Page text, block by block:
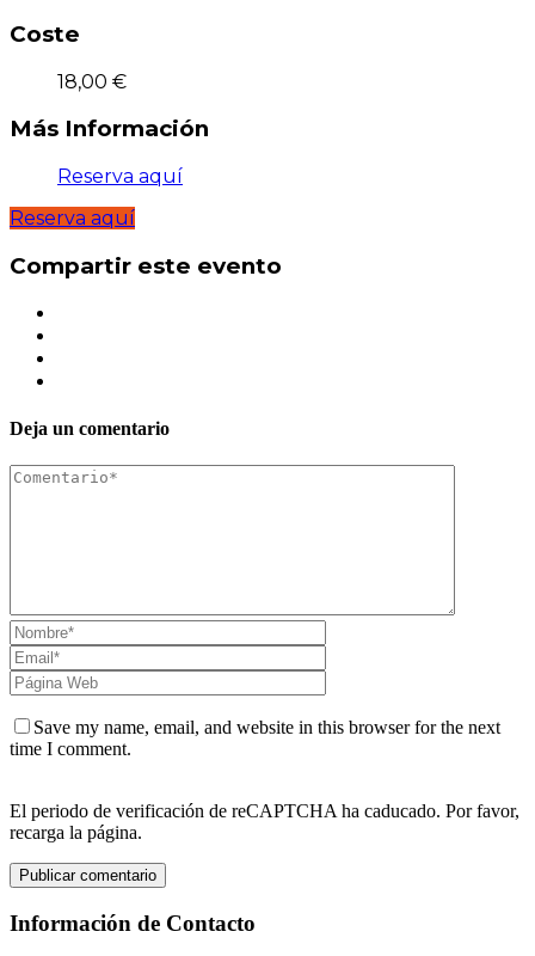
Coste
18,00 €
Más Información
Reserva aquí
Reserva aquí
Compartir este evento
Deja un comentario
Save my name, email, and website in this browser for the next
time I comment.
El periodo de verificación de reCAPTCHA ha caducado. Por favor,
recarga la página.
Información de Contacto